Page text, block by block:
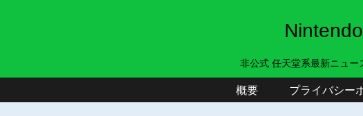
非公式 任天堂系最新ニュー
概要 プライバシー